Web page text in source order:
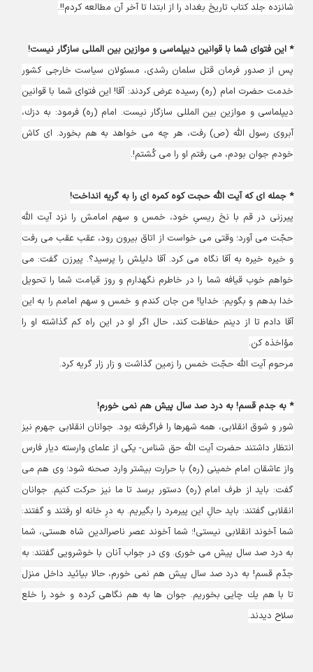
شانزده جلد كتاب تاريخ بغداد را از ابتدا تا آخر آن مطالعه كردم!!.
* این فتوای شما با قوانین دیپلماسی و موازین بین المللی سازگار نیست!
پس از صدور فرمان قتل سلمان رشدى، مسئولان سياست خارجى كشور
خدمت حضرت امام (ره) رسيده عرض كردند: آقا! اين فتواى شما با قوانين
ديپلماسى و موازين بين ‏المللى سازگار نيست. امام (ره) فرمود: به درَك،
آبروى رسول ‏اللَّه (ص) رفت، هر چه مى ‏خواهد به هم بخورد. اى كاش
خودم جوان بودم، مى ‏رفتم او را مى‏ كُشتم!.
* جمله ای که آیت الله حجت کوه کمره ای را به گریه انداخت!
پيرزنى در قم با نخ ‏ريسىِ خود، خمس و سهم امامش را نزد آيت‏ اللَّه
حجّت مى‏ آورد؛ وقتى مى‏ خواست از اتاق بيرون رود، عقب عقب مى‏ رفت
و خيره خيره به آقا نگاه مى ‏كرد. آقا دليلش را پرسيد؟. پيرزن گفت: مى
‏خواهم خوب قيافه شما را در خاطرم نگهدارم و روز قيامت شما را تحويل
خدا بدهم و بگويم: خدايا! من جان كندم و خمس و سهم امامم را به اين
آقا دادم تا از دينم حفاظت كند، حال اگر او در اين راه كم گذاشته او را
مؤاخذه كن.
مرحوم آيت ‏اللَّه حجّت خمس را زمين گذاشت و زار زار گريه كرد.
* به جدم قسم! به درد صد سال پیش هم نمی خورم!
شور و شوق انقلابى، همه شهرها را فراگرفته‏ بود. جوانان انقلابى جهرم نيز
انتظار داشتند حضرت آيت اللَّه حق ‏شناس- يكى از علماى وارسته ديار فارس
واز عاشقان امام خمينى (ره) با حرارت بيشتر وارد صحنه شود؛ وی هم مى
گفت: بايد از طرف امام (ره) دستور برسد تا ما نيز حركت كنيم. جوانان
انقلابى گفتند: بايد حالِ اين پيرمرد را بگيريم. به درِ خانه او رفتند و گفتند:
شما آخوند انقلابى نيستى!؛ شما آخوند عصر ناصرالدين شاه هستى، شما
به درد صد سال پيش مى ‏خورى. وی در جواب آنان با خوشرويى گفتند: به
جدّم قسم! به درد صد سال پيش هم نمى ‏خورم، حالا بيائيد داخل منزل
تا با هم يك چايى بخوريم. جوان ها به هم نگاهى كرده و خود را خلع
سلاح ديدند.